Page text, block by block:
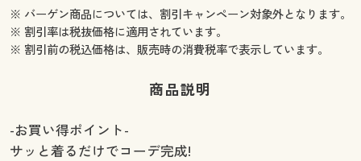
※ バーゲン商品については、割引キャンペーン対象外となります。
※ 割引率は税抜価格に適用されています。
※ 割引前の税込価格は、販売時の消費税率で表示しています。
商品説明
-お買い得ポイント-
サッと着るだけでコーデ完成!